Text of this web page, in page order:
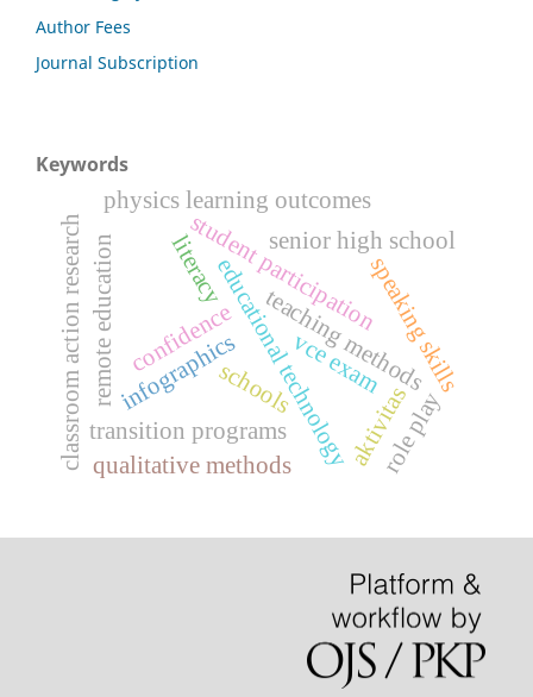
Author Fees
Journal Subscription
Keywords
infographicseducational technology
student participation
transition programs
senior high school
physics learning outcomes
classroom action research teaching methods
speaking skills
remote education
role play
confidence vce exam
aktivitas
qualitative methods
schools
literacy